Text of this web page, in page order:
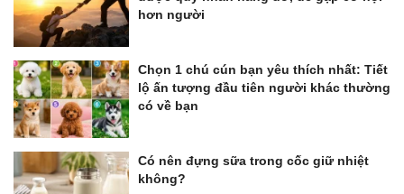
hơn người
Chọn 1 chú cún bạn yêu thích nhất: Tiết
lộ ấn tượng đầu tiên người khác thường
có về bạn
Có nên đựng sữa trong cốc giữ nhiệt
không?